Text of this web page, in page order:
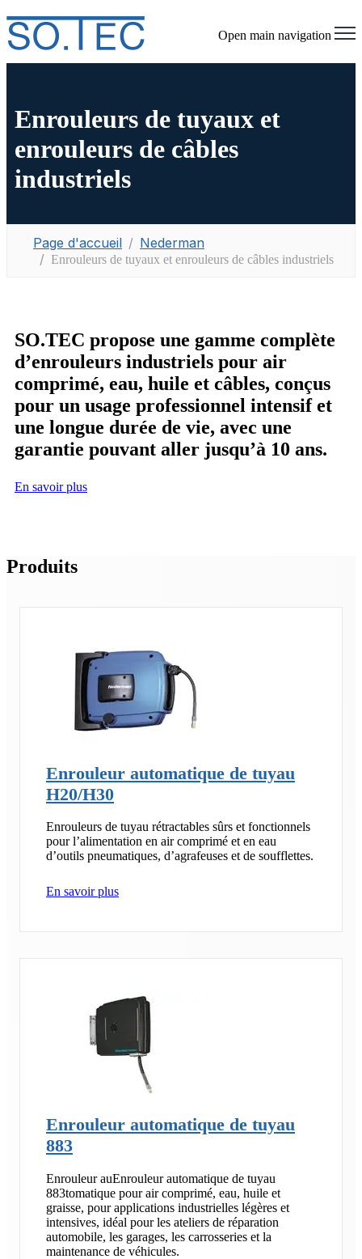
Open main navigation
Enrouleurs de tuyaux et
enrouleurs de câbles
industriels
Page d'accueil Nederman
Enrouleurs de tuyaux et enrouleurs de câbles industriels
SO.TEC propose une gamme complète
d’enrouleurs industriels pour air
comprimé, eau, huile et câbles, conçus
pour un usage professionnel intensif et
une longue durée de vie, avec une
garantie pouvant aller jusqu’à 10 ans.
En savoir plus
Produits
Enrouleur automatique de tuyau
H20/H30
Enrouleurs de tuyau rétractables sûrs et fonctionnels
pour l’alimentation en air comprimé et en eau
d’outils pneumatiques, d’agrafeuses et de soufflettes.
En savoir plus
Enrouleur automatique de tuyau
883
Enrouleur auEnrouleur automatique de tuyau
883tomatique pour air comprimé, eau, huile et
graisse, pour applications industrielles légères et
intensives, idéal pour les ateliers de réparation
automobile, les garages, les carrosseries et la
maintenance de véhicules.